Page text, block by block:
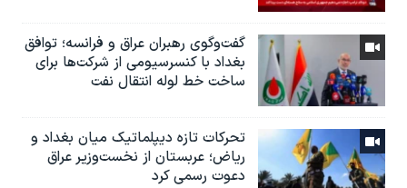
گفت‌وگوی رهبران عراق و فرانسه؛ توافق
بغداد با کنسرسیومی از شرکت‌ها برای
ساخت خط لوله انتقال نفت
تحرکات تازه دیپلماتیک میان بغداد و
ریاض؛ عربستان از نخست‌وزیر عراق
دعوت رسمی کرد